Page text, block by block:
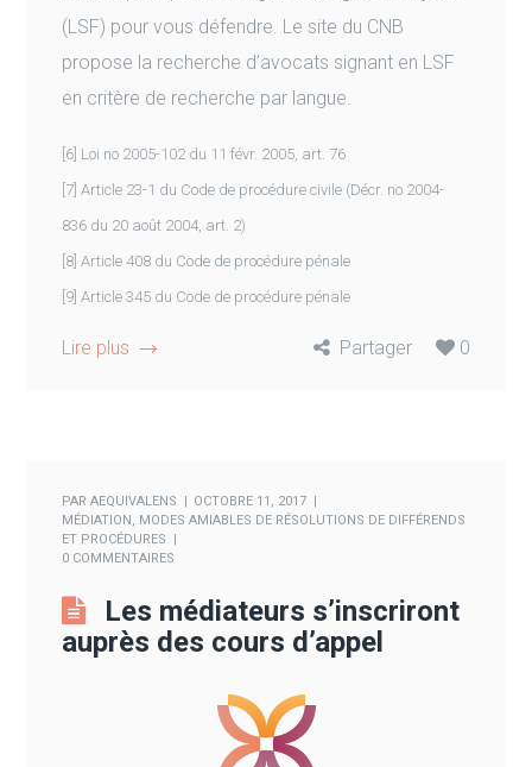
(LSF) pour vous défendre. Le site du CNB
propose la recherche d’avocats signant en LSF
en critère de recherche par langue.
[6] Loi no 2005-102 du 11 févr. 2005, art. 76
[7] Article 23-1 du Code de procédure civile (Décr. no 2004-
836 du 20 août 2004, art. 2)
[8] Article 408 du Code de procédure pénale
[9] Article 345 du Code de procédure pénale
Lire plus Partager 0
PARAEQUIVALENS
OCTOBRE 11, 2017
MÉDIATION, MODES AMIABLES DE RÉSOLUTIONS DE DIFFÉRENDS
ET PROCÉDURES
0 COMMENTAIRES
Les médiateurs s’inscriront
auprès des cours d’appel